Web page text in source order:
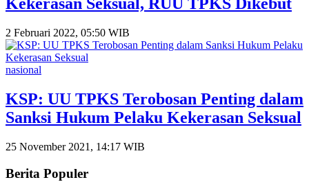
Kekerasan Seksual, RUU TPKS Dikebut
2 Februari 2022, 05:50 WIB
nasional
KSP: UU TPKS Terobosan Penting dalam
Sanksi Hukum Pelaku Kekerasan Seksual
25 November 2021, 14:17 WIB
Berita Populer